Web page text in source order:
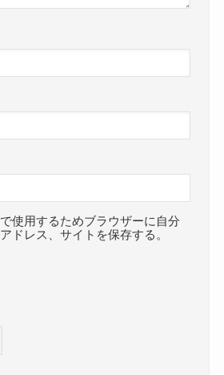
使用するためブラウザーに自分
ドレス、サイトを保存する。